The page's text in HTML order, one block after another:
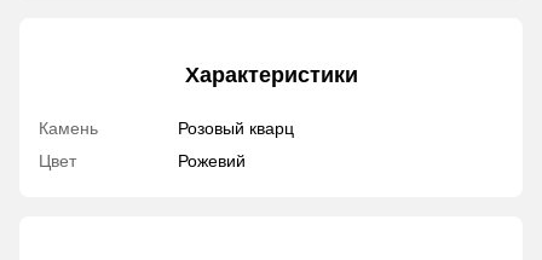
Характеристики
Камень
Розовый кварц
Цвет
Рожевий